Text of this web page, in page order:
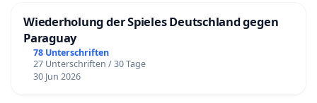
Wiederholung der Spieles Deutschland gegen
Paraguay
78 Unterschriften
27 Unterschriften / 30 Tage
30 Jun 2026